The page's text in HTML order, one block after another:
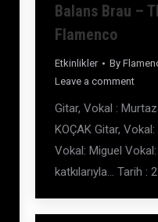
Balans Brau –
Flamenco
Etkinlikler By
Leave a comment
Gitar, Vokal :
KOÇAK Gitar,
Vokal: Miguel
katkılarıyla… Tarih :